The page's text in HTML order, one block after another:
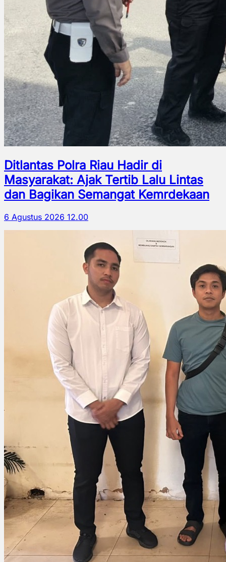
Ditlantas Polra Riau Hadir di
Masyarakat: Ajak Tertib Lalu Lintas
dan Bagikan Semangat Kemrdekaan
6 Agustus 2026 12.00